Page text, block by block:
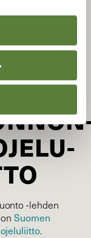
juttua
-lehden
onSuomen
.